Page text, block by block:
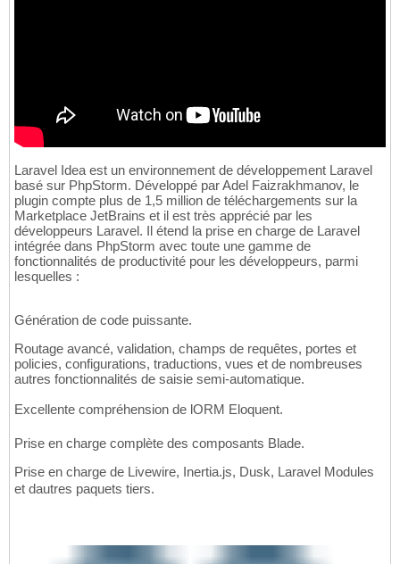
Laravel Idea est un environnement de développement Laravel
basé sur PhpStorm. Développé par Adel Faizrakhmanov, le
plugin compte plus de 1,5 million de téléchargements sur la
Marketplace JetBrains et il est très apprécié par les
développeurs Laravel. Il étend la prise en charge de Laravel
intégrée dans PhpStorm avec toute une gamme de
fonctionnalités de productivité pour les développeurs, parmi
lesquelles :
Génération de code puissante.
Routage avancé, validation, champs de requêtes, portes et
policies, configurations, traductions, vues et de nombreuses
autres fonctionnalités de saisie semi-automatique.
Excellente compréhension de lORM Eloquent.
Prise en charge complète des composants Blade.
Prise en charge de Livewire, Inertia.js, Dusk, Laravel Modules
et dautres paquets tiers.